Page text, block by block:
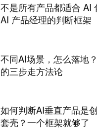
不是所有产品都适合 AI
AI 产品经理的判断框架
不同AI场景，怎么落
的三步走方法论
如何判断AI垂直产品是
套壳？一个框架就够了